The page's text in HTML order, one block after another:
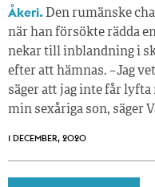
Åkeri. Den rumänske
när han försökte rädda
nekar till inblandning i
efter att hämnas. – Jag
säger att jag inte får
min sexåriga son, säger
1 DECEMBER, 2020